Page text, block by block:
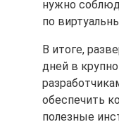
нужно
по
В итоге,
дней в
обеспечить
полезные